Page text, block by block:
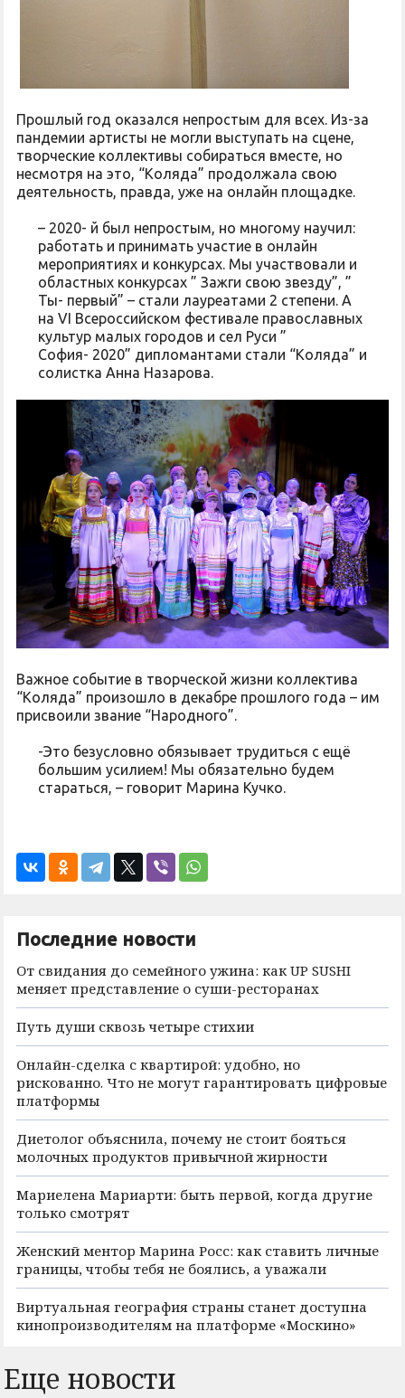
Прошлый год оказался непростым для всех. Из-за
пандемии артисты не могли выступать на сцене,
творческие коллективы собираться вместе, но
несмотря на это, “Коляда” продолжала свою
деятельность, правда, уже на онлайн площадке.
– 2020- й был непростым, но многому научил:
работать и принимать участие в онлайн
мероприятиях и конкурсах. Мы участвовали и
областных конкурсах ” Зажги свою звезду”, ”
Ты- первый” – стали лауреатами 2 степени. А
на VI Всероссийском фестивале православных
культур малых городов и сел Руси ”
София- 2020” дипломантами стали “Коляда” и
солистка Анна Назарова.
Важное событие в творческой жизни коллектива
“Коляда” произошло в декабре прошлого года – им
присвоили звание “Народного”.
-Это безусловно обязывает трудиться с ещё
большим усилием! Мы обязательно будем
стараться, – говорит Марина Кучко.
Последние новости
От свидания до семейного ужина: как UP SUSHI
меняет представление о суши-ресторанах
Путь души сквозь четыре стихии
Онлайн-сделка с квартирой: удобно, но
рискованно. Что не могут гарантировать цифровые
платформы
Диетолог объяснила, почему не стоит бояться
молочных продуктов привычной жирности
Мариелена Мариарти: быть первой, когда другие
только смотрят
Женский ментор Марина Росс: как ставить личные
границы, чтобы тебя не боялись, а уважали
Виртуальная география страны станет доступна
кинопроизводителям на платформе «Москино»
Еще новости